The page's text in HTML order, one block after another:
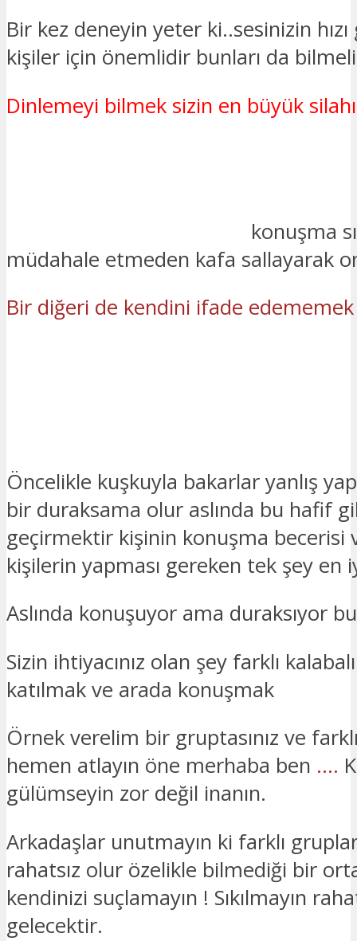
Bir kez deneyin yeter ki..sesinizin
kişiler için önemlidir bunları da
Dinlemeyi bilmek sizin en büyük
konuşma
müdahale etmeden kafa sallayarak
Bir diğeri de kendini ifade edememek
Öncelikle kuşkuyla bakarlar yanlış
bir duraksama olur aslında bu hafif
geçirmektir kişinin konuşma becerisi
kişilerin yapması gereken tek şey en
Aslında konuşuyor ama duraksıyor
Sizin ihtiyacınız olan şey farklı
katılmak ve arada konuşmak
Örnek verelim bir gruptasınız ve
hemen atlayın öne merhaba ben ….
gülümseyin zor değil inanın.
Arkadaşlar unutmayın ki farklı
rahatsız olur özelikle bilmediği bir
kendinizi suçlamayın ! Sıkılmayın
gelecektir.